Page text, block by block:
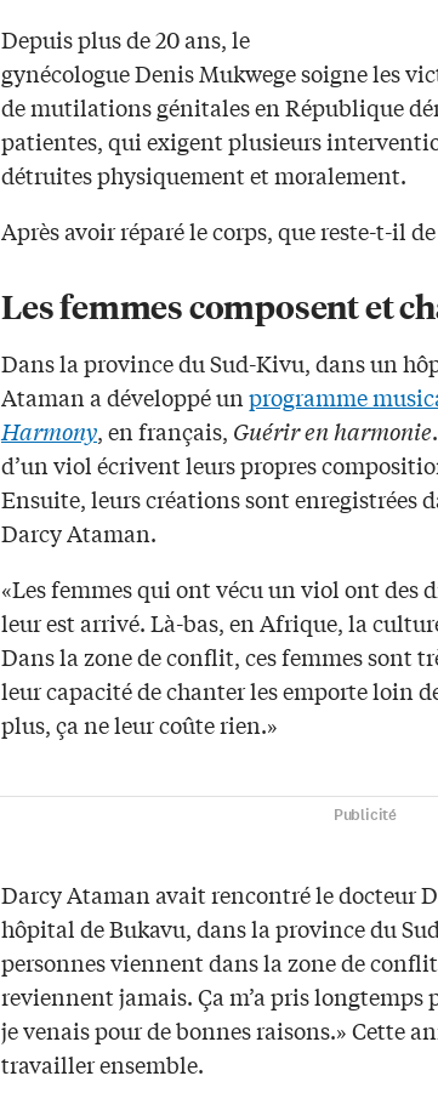
Depuis plus de 20 ans, le
gynécologue Denis Mukwege soigne les
de mutilations génitales en République
patientes, qui exigent plusieurs
détruites physiquement et moralement.
Après avoir réparé le corps, que reste-t-il de
Les femmes composent et
Dans la province du Sud-Kivu, dans un
Ataman a développé unprogramme
Harmony, en français, Guérir en harmonie
d’un viol écrivent leurs propres
Ensuite, leurs créations sont enregistrées
Darcy Ataman.
«Les femmes qui ont vécu un viol ont des
leur est arrivé. Là-bas, en Afrique, la
Dans la zone de conflit, ces femmes sont
leur capacité de chanter les emporte loin
plus, ça ne leur coûte rien.»
Publicité
Darcy Ataman avait rencontré le docteur
hôpital de Bukavu, dans la province du
personnes viennent dans la zone de
reviennent jamais. Ça m’a pris longtemps
je venais pour de bonnes raisons.» Cette
travailler ensemble.